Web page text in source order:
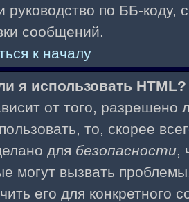
руководство по ББ-коду,
сообщений.
к началу
я использовать HTML?
от того,
то, скорее
для безопасности,
могут вызвать
его для конкретного